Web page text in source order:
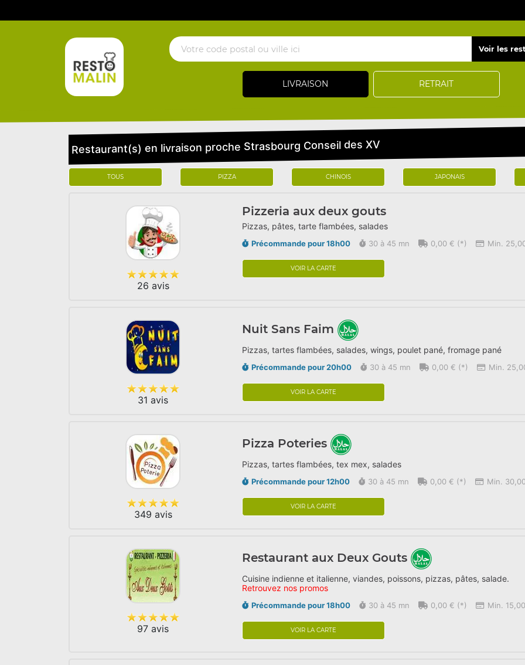
LIVRAISON RETRAIT
Restaurant(s) en livraison proche Strasbourg Conseil des XV
TOUS PIZZA CHINOIS JAPONAIS
26 avis
Pizzeria aux deux gouts
Pizzas, pâtes, tarte flambées, salades
Précommande pour 18h00 30 à 45 mn 0,00 € (*) Min.
VOIR LA CARTE
31 avis
Nuit Sans Faim
Pizzas, tartes flambées, salades, wings, poulet pané, fromage pané
Précommande pour 20h00 30 à 45 mn 0,00 € (*) Min.
VOIR LA CARTE
349 avis
Pizza Poteries
Pizzas, tartes flambées, tex mex, salades
Précommande pour 12h00 30 à 45 mn 0,00 € (*) Min.
VOIR LA CARTE
97 avis
Restaurant aux Deux Gouts
Cuisine indienne et italienne, viandes, poissons, pizzas, pâtes, salade.
Retrouvez nos promos
Précommande pour 18h00 30 à 45 mn 0,00 € (*) Min.
VOIR LA CARTE